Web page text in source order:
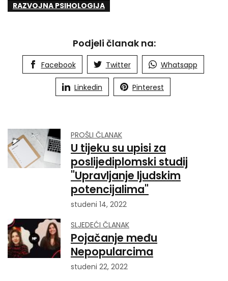
RAZVOJNA PSIHOLOGIJA
Podjeli članak na:
Facebook Twitter Whatsapp
Linkedin Pinterest
PROŠLI ČLANAK
U tijeku su upisi za
poslijediplomski studij
"Upravljanje ljudskim
potencijalima"
studeni 14, 2022
SLJEDEĆI ČLANAK
Pojačanje među
Nepopularcima
studeni 22, 2022